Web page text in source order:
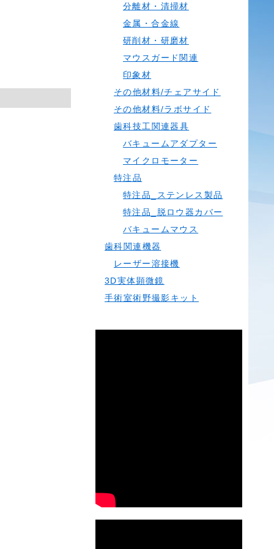
分離材・清掃材
金属・合金線
研削材・研磨材
マウスガード関連
印象材
その他材料/チェアサイド
その他材料/ラボサイド
歯科技工関連器具
バキュームアダプター
マイクロモーター
特注品
特注品_ステンレス製品
特注品_脱ロウ器カバー
バキュームマウス
歯科関連機器
レーザー溶接機
3D実体顕微鏡
手術室術野撮影キット